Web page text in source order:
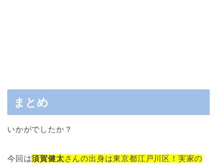
まとめ
いかがでしたか？
今回は須賀健太さんの出身は東京都江戸川区！実家の